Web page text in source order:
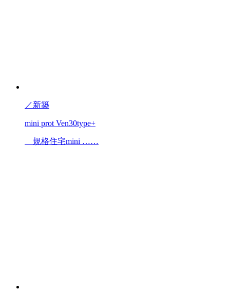
／新築
mini prot Ven30type+
規格住宅mini ……